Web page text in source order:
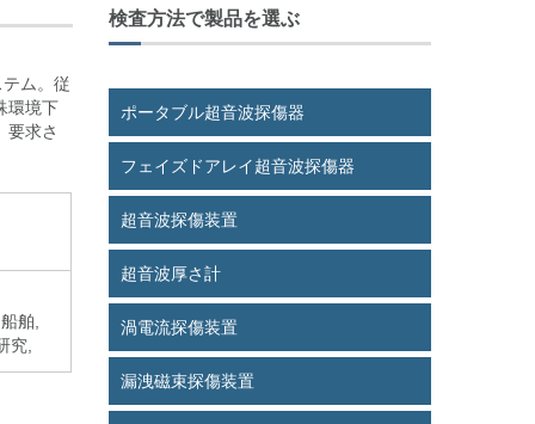
ム。従
環境下
要求さ
舶,
究,
検査方法で製品を選ぶ
ポータブル超音波探傷器
フェイズドアレイ超音波探傷器
超音波探傷装置
超音波厚さ計
渦電流探傷装置
漏洩磁束探傷装置